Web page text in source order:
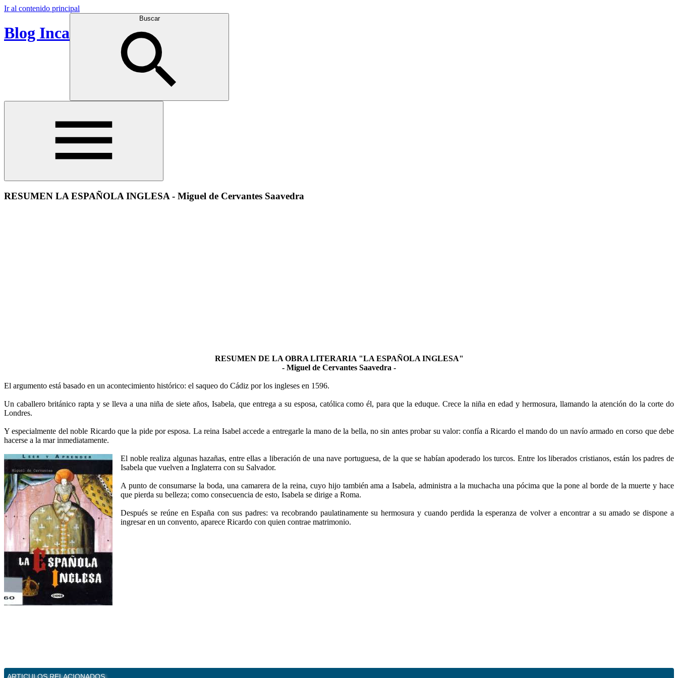
Ir al contenido principal
Blog Inca
Buscar
RESUMEN LA ESPAÑOLA INGLESA - Miguel de Cervantes Saavedra
RESUMEN DE LA OBRA LITERARIA "LA ESPAÑOLA INGLESA"
- Miguel de Cervantes Saavedra -
El argumento está basado en un acontecimiento histórico: el saqueo do Cádiz por los ingleses en 1596.
Un caballero británico rapta y se lleva a una niña de siete años, Isabela, que entrega a su esposa, católica como él, para que la eduque. Crece la niña en edad y hermosura, llamando la atención do la corte do
Londres.
Y especialmente del noble Ricardo que la pide por esposa. La reina Isabel accede a entregarle la mano de la bella, no sin antes probar su valor: confía a Ricardo el mando do un navío armado en corso que debe
hacerse a la mar inmediatamente.
El noble realiza algunas hazañas, entre ellas a liberación de una nave portuguesa, de la que se habían apoderado los turcos. Entre los liberados cristianos, están los padres de
Isabela que vuelven a Inglaterra con su Salvador.
A punto de consumarse la boda, una camarera de la reina, cuyo hijo también ama a Isabela, administra a la muchacha una pócima que la pone al borde de la muerte y hace
que pierda su belleza; como consecuencia de esto, Isabela se dirige a Roma.
Después se reúne en España con sus padres: va recobrando paulatinamente su hermosura y cuando perdida la esperanza de volver a encontrar a su amado se dispone a
ingresar en un convento, aparece Ricardo con quien contrae matrimonio.